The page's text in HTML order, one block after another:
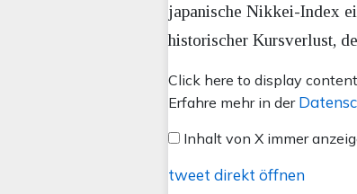
japanische Nikkei-Index
historischer Kursverlust,
Inhalt
von
anzeigen
Click here to display
Erfahre mehr in der
Inhalt von X immer
tweet direkt öffnen